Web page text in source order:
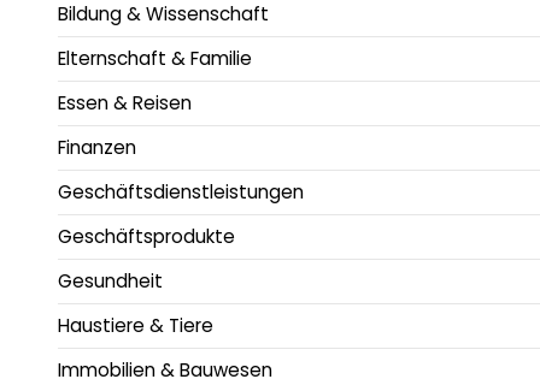
Bildung & Wissenschaft
Elternschaft & Familie
Essen & Reisen
Finanzen
Geschäftsdienstleistungen
Geschäftsprodukte
Gesundheit
Haustiere & Tiere
Immobilien & Bauwesen